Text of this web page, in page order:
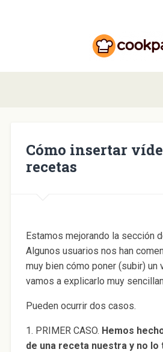
Cómo insertar
recetas
Estamos mejorando la sección
Algunos usuarios nos han
muy bien cómo poner (subir) un
vamos a explicarlo muy
Pueden ocurrir dos casos.
1. PRIMER CASO. Hemos
de una receta nuestra y no lo